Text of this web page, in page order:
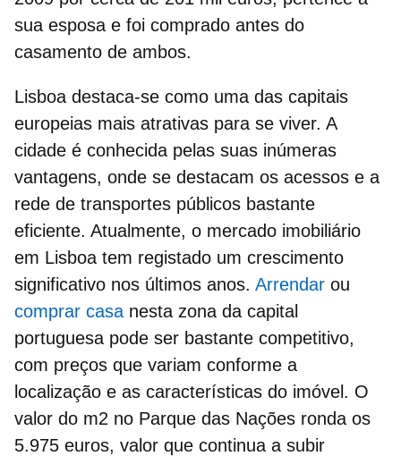
sua esposa e foi comprado antes do
casamento de ambos.
Lisboa destaca-se como uma das capitais
europeias mais atrativas para se viver. A
cidade é conhecida pelas suas inúmeras
vantagens, onde se destacam os acessos e a
rede de transportes públicos bastante
eficiente. Atualmente, o mercado imobiliário
em Lisboa tem registado um crescimento
significativo nos últimos anos. Arrendar ou
comprar casa nesta zona da capital
portuguesa pode ser bastante competitivo,
com preços que variam conforme a
localização e as características do imóvel. O
valor do m2 no Parque das Nações ronda os
5.975 euros, valor que continua a subir